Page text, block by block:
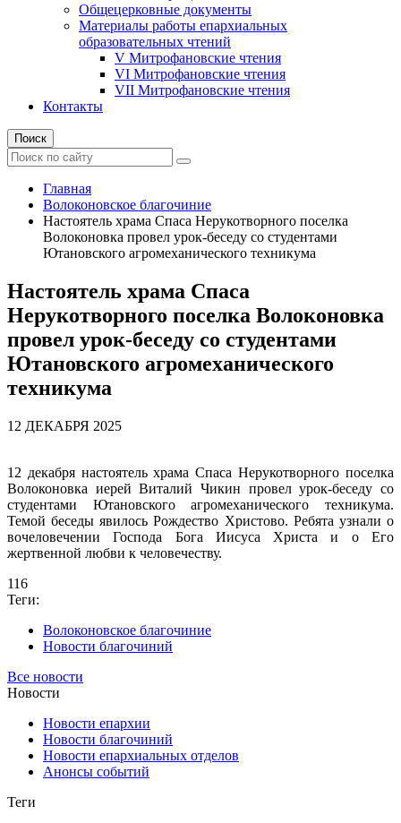
Общецерковные документы
Материалы работы епархиальных
образовательных чтений
V Митрофановские чтения
VI Митрофановские чтения
VII Митрофановские чтения
Контакты
Поиск
Главная
Волоконовское благочиние
Настоятель храма Спаса Нерукотворного поселка
Волоконовка провел урок-беседу со студентами
Ютановского агромеханического техникума
Настоятель храма Спаса
Нерукотворного поселка Волоконовка
провел урок-беседу со студентами
Ютановского агромеханического
техникума
12 ДЕКАБРЯ 2025
12 декабря настоятель храма Спаса Нерукотворного поселка
Волоконовка иерей Виталий Чикин провел урок-беседу со
студентами Ютановского агромеханического техникума.
Темой беседы явилось Рождество Христово. Ребята узнали о
вочеловечении Господа Бога Иисуса Христа и о Его
жертвенной любви к человечеству.
116
Теги:
Волоконовское благочиние
Новости благочиний
Все новости
Новости
Новости епархии
Новости благочиний
Новости епархиальных отделов
Анонсы событий
Теги